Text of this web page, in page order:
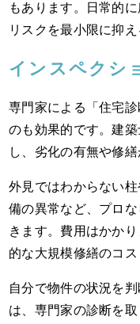
もあります。日常的
リスクを最小限に抑
インスペクシ
専門家による「住宅
のも効果的です。建
し、劣化の有無や修
外見ではわからない
備の異常など、プロ
きます。費用はかか
的な大規模修繕のコ
自分で物件の状況を
は、専門家の診断を